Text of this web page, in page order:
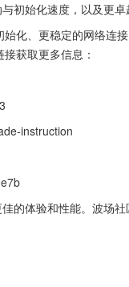
初始化速度，以及更卓
化、更稳定的网络连
获取更多信息：
instruction
的体验和性能。波场